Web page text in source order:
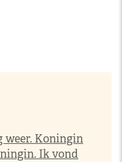
weer. Koningin
Ik vond